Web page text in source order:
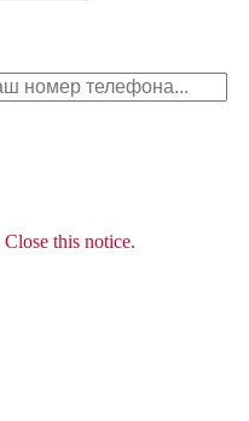
Close this notice.